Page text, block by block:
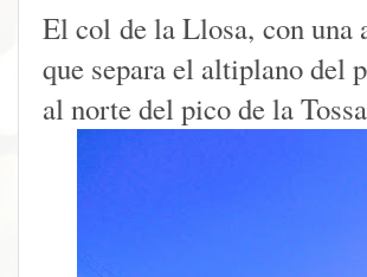
El col de la Llosa, con una
que separa el altiplano del
al norte del pico de la